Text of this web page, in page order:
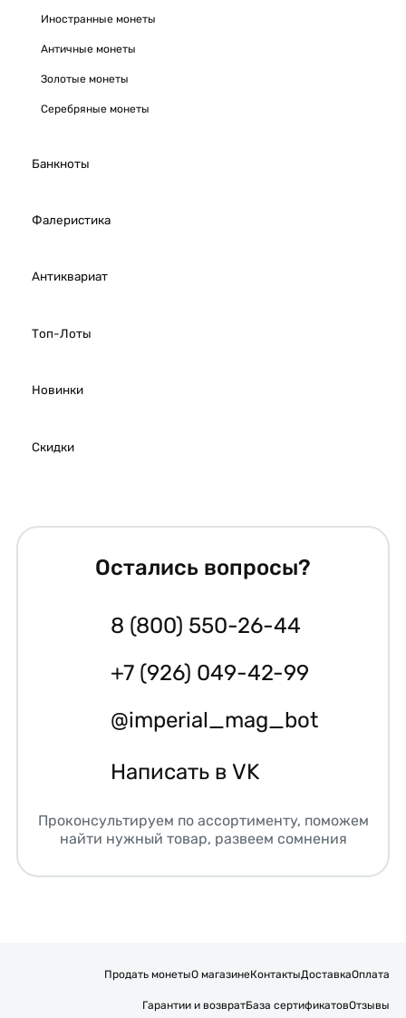
Иностранные монеты
Античные монеты
Золотые монеты
Серебряные монеты
Банкноты
Фалеристика
Антиквариат
Топ-Лоты
Новинки
Скидки
Остались вопросы?
8 (800) 550-26-44
+7 (926) 049-42-99
@imperial_mag_bot
Написать в VK
Проконсультируем по ассортименту, поможем
найти нужный товар, развеем сомнения
Продать монетыО магазинеКонтактыДоставкаОплата
Гарантии и возвратБаза сертификатовОтзывы